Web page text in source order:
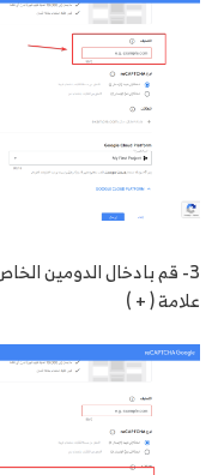
3- قم بادخال الدومين
علامة ( + )